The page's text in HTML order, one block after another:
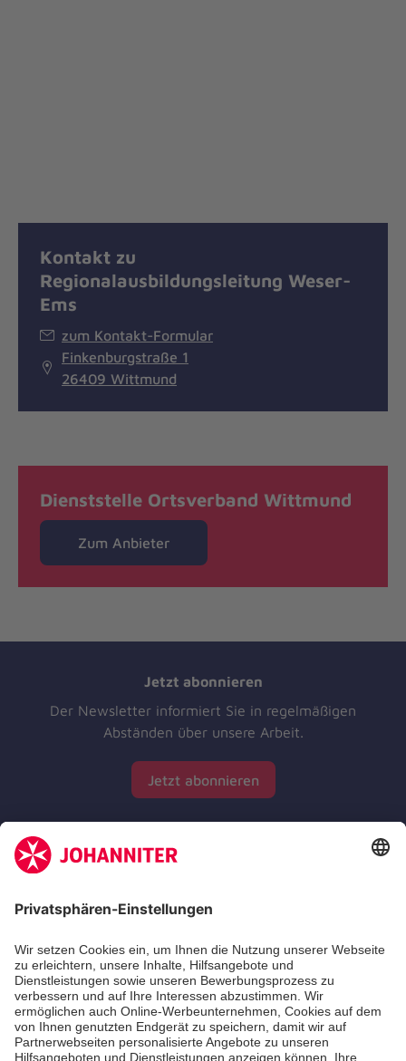
Kontakt zu
Regionalausbildungsleitung Weser-
Ems
zum Kontakt-Formular
Finkenburgstraße 1
26409 Wittmund
Dienststelle Ortsverband Wittmund
Zum Anbieter
Jetzt abonnieren
Der Newsletter informiert Sie in regelmäßigen
Abständen über unsere Arbeit.
Jetzt abonnieren
Zertifizierung der Johanniter-Unfall-Hilfe e.V.
Die Johanniter GmbH führt das Spendenzertifikat
des Deutschen Spendenrats e.V.